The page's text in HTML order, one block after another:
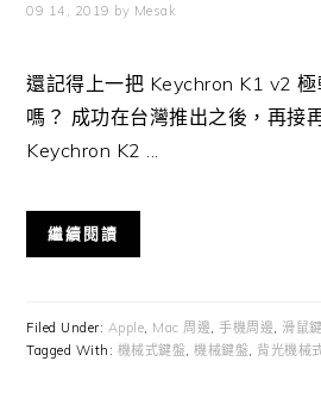
09 14, 2019 by Mesak
還記得上一把 Keychron K1 v2
嗎？ 成功在台灣推出之後，再接
Keychron K2 ...
繼續閱讀
Filed Under: Apple, Mac 周邊,手機周邊, 滑鼠
Tagged With: 機械式鍵盤,機械鍵盤, 背光機械